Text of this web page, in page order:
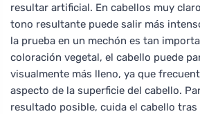
resultar artificial. En cabellos muy
tono resultante puede salir más
la prueba en un mechón es tan
coloración vegetal, el cabello puede
visualmente más lleno, ya que
aspecto de la superficie del cabello.
resultado posible, cuida el cabello